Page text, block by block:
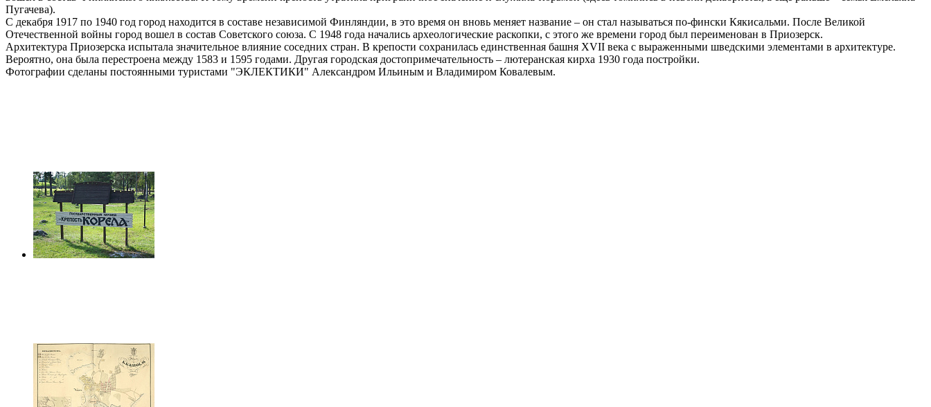
Пугачева).
С декабря 1917 по 1940 год город находится в составе независимой Финляндии, в это время он вновь меняет название – он стал называться по-фински Кякисальми. После Великой
Отечественной войны город вошел в состав Советского союза. С 1948 года начались археологические раскопки, с этого же времени город был переименован в Приозерск.
Архитектура Приозерска испытала значительное влияние соседних стран. В крепости сохранилась единственная башня XVII века с выраженными шведскими элементами в архитектуре.
Вероятно, она была перестроена между 1583 и 1595 годами. Другая городская достопримечательность – лютеранская кирха 1930 года постройки.
Фотографии сделаны постоянными туристами "ЭКЛЕКТИКИ" Александром Ильиным и Владимиром Ковалевым.